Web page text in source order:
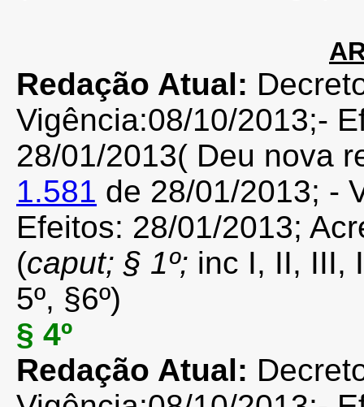
Redação Atual:
Vigência:08/10/2013;-
28/01/2013( Deu nova
1.581 de 28/01/2013; -
Efeitos: 28/01/2013;
(caput; § 1º; inc I, II, III,
5º, §6º)
§ 4º
Redação Atual: